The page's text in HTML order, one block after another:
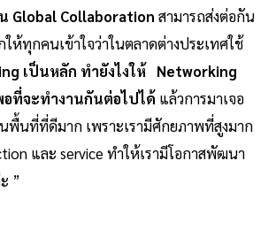
Global Collaboration สามารถส่งต่อกัน
ห้ทุกคนเข้าใจว่าในตลาดต่างประเทศใช้
เป็นหลัก ทำยังไงให้ Networking
อที่จะทำงานกันต่อไปได้ แล้วการมาเจอ
พื้นที่ที่ดีมาก เพราะเรามีศักยภาพที่สูงมาก
และ service ทำให้เรามีโอกาสพัฒนา
”